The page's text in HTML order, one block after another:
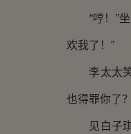
“哼！”坐
欢我了！”
李太太笑
也得罪你了
见白子琪